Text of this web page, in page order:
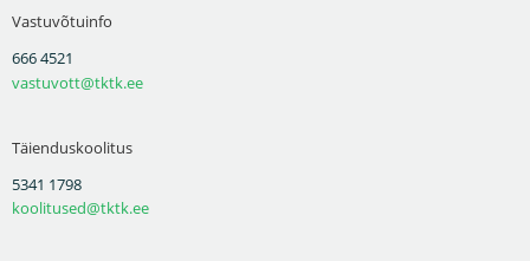
Vastuvõtuinfo
666 4521
vastuvott@tktk.ee
Täienduskoolitus
5341 1798
koolitused@tktk.ee